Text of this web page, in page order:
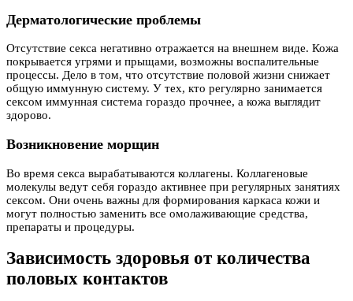
Дерматологические проблемы
Отсутствие секса негативно отражается на внешнем виде. Кожа
покрывается угрями и прыщами, возможны воспалительные
процессы. Дело в том, что отсутствие половой жизни снижает
общую иммунную систему. У тех, кто регулярно занимается
сексом иммунная система гораздо прочнее, а кожа выглядит
здорово.
Возникновение морщин
Во время секса вырабатываются коллагены. Коллагеновые
молекулы ведут себя гораздо активнее при регулярных занятиях
сексом. Они очень важны для формирования каркаса кожи и
могут полностью заменить все омолаживающие средства,
препараты и процедуры.
Зависимость здоровья от количества
половых контактов